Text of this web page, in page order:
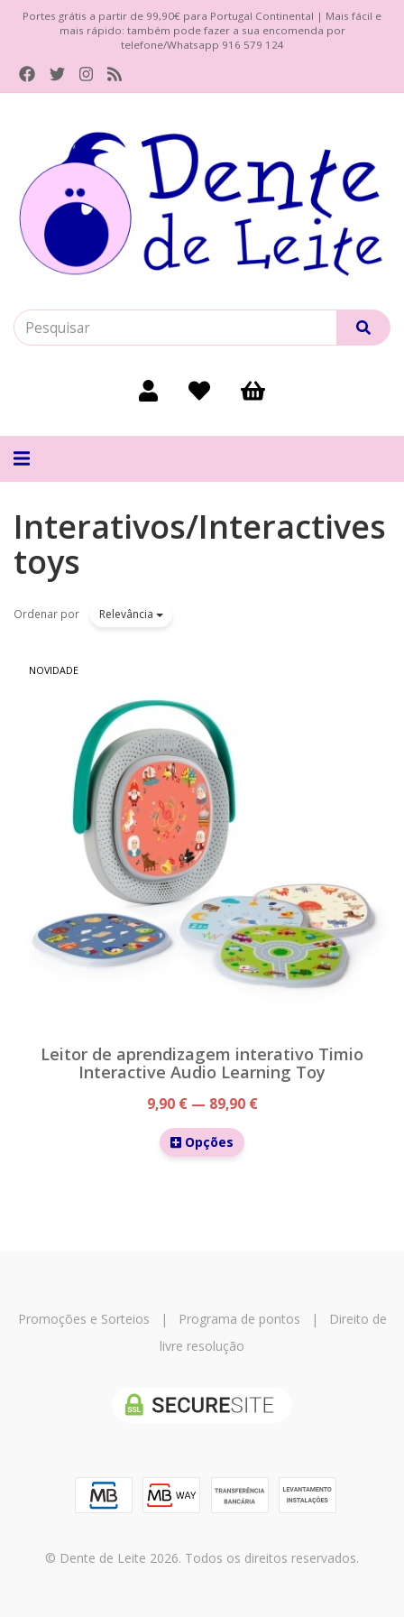
Portes grátis a partir de 99,90€ para Portugal Continental | Mais fácil e
mais rápido: também pode fazer a sua encomenda por
telefone/Whatsapp 916 579 124
Alternar
Interativos/Interactives
toys
Ordenar por Relevância
NOVIDADE
Leitor de aprendizagem interativo Timio
Interactive Audio Learning Toy
9,90 € — 89,90 €
Opções
Promoções e Sorteios | Programa de pontos |
Direito de
livre resolução
© Dente de Leite 2026. Todos os direitos reservados.